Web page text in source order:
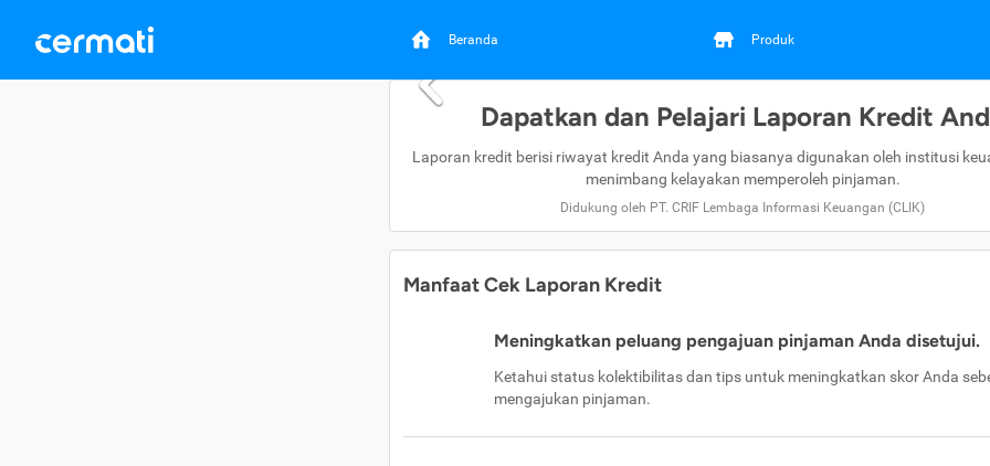
Beranda Produk
Dapatkan dan Pelajari Laporan Kredit
Laporan kredit berisi riwayat kredit Anda yang biasanya digunakan oleh institusi
menimbang kelayakan memperoleh pinjaman.
Didukung oleh PT. CRIF Lembaga Informasi Keuangan (CLIK)
Manfaat Cek Laporan Kredit
Meningkatkan peluang pengajuan pinjaman Anda disetujui.
Ketahui status kolektibilitas dan tips untuk meningkatkan skor Anda
mengajukan pinjaman.